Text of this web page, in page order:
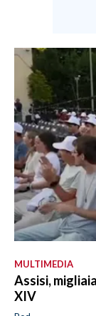
MULTIMEDIA
Assisi,
XIV